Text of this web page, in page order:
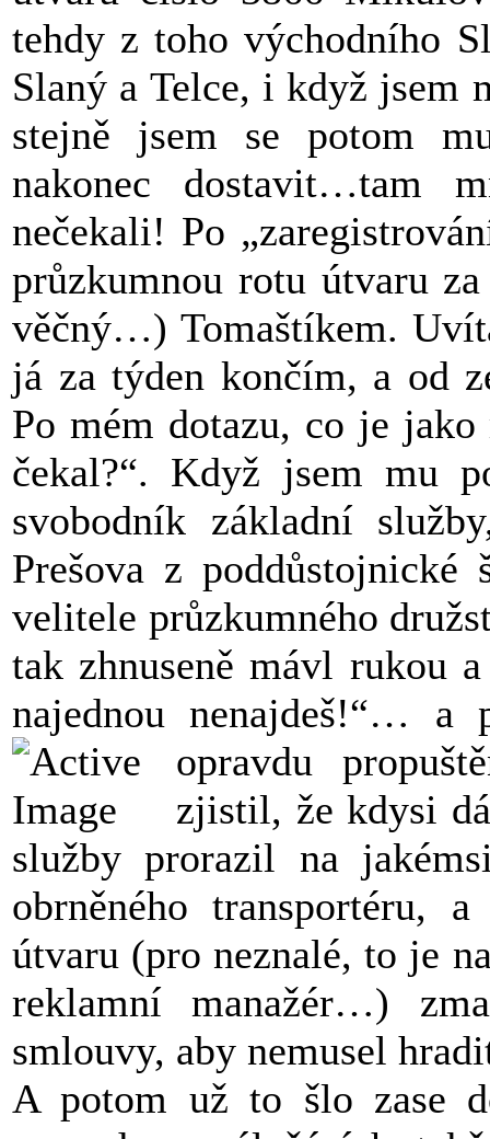
tehdy z toho východního
Slaný a Telce, i když jsem
stejně jsem se potom
nakonec dostavit…tam
nečekali! Po
průzkumnou rotu útvaru
věčný…) Tomaštíkem.
já za týden končím, a od
Po mém dotazu, co je
čekal?“. Když jsem mu
svobodník základní
Prešova z
velitele průzkumného
tak zhnuseně mávl rukou
najednou nenajdeš!“… a
opravdu
zjistil, že kdysi
služby prorazil na
obrněného transportéru,
útvaru (pro neznalé, to je
reklamní manažér…)
smlouvy, aby nemusel
A potom už to šlo zase